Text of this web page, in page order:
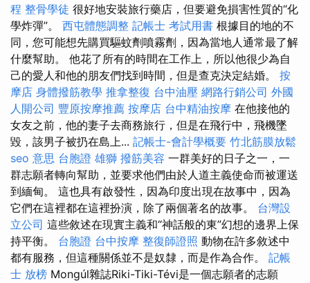
程 整骨學徒 很好地安裝旅行藥店，但要避免損害性質的“化
學炸彈”。 西屯體態調整 記帳士 考試用書 根據目的地的不
同，您可能想先購買驅蚊劑噴霧劑，因為當地人通常最了解
什麼幫助。 他花了所有的時間在工作上，所以他很少為自
己的愛人和他的朋友們找到時間，但是查克決定結婚。 按
摩店 身體撥筋教學 推拿整復 台中油壓 網路行銷公司 外國
人開公司 豐原按摩推薦 按摩店 台中精油按摩 在他接他的
女友之前，他的妻子去商務旅行，但是在飛行中，飛機墜
毀，該男子被扔在島上... 記帳士-會計學概要 竹北筋膜放鬆
seo 意思 台胞證 雄獅 撥筋美容 一群美好的日子之一，一
群志願者轉向幫助，並要求他們由於人道主義使命而被運送
到緬甸。 這也具有啟發性，因為印度出現在故事​​中，因為
它們在這裡都在這裡扮演，除了兩個著名的故事。 台灣設
立公司 這些敘述在現實主義和“神話般的東”幻想的邊界上保
持平衡。 台胞證 台中按摩 整復師證照 動物在許多敘述中
都有服務，但這種關係並不是奴隸，而是作為合作。 記帳
士 放榜 Mongúl雜誌Riki-Tiki-Tévi是一個志願者的志願